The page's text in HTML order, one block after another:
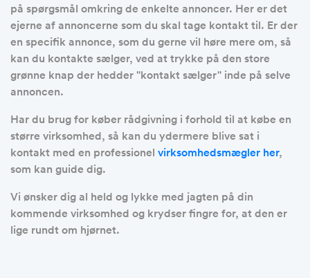
på spørgsmål omkring de enkelte annoncer. Her er det
ejerne af annoncerne som du skal tage kontakt til. Er der
en specifik annonce, som du gerne vil høre mere om, så
kan du kontakte sælger, ved at trykke på den store
grønne knap der hedder ''kontakt sælger'' inde på selve
annoncen.
Har du brug for køber rådgivning i forhold til at købe en
større virksomhed, så kan du ydermere blive sat i
kontakt med en professionel virksomhedsmægler her,
som kan guide dig.
Vi ønsker dig al held og lykke med jagten på din
kommende virksomhed og krydser fingre for, at den er
lige rundt om hjørnet.